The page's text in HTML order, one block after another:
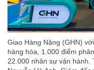
Giao Hàng Nặng (GHN)
hàng hóa, 1.000 điểm
22.000 nhân sự vận hành.